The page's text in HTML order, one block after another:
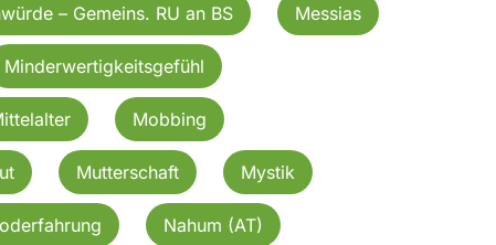
– Gemeins. RU an BS Messias
Minderwertigkeitsgefühl
Mobbing
Mutterschaft Mystik
Nahum (AT)